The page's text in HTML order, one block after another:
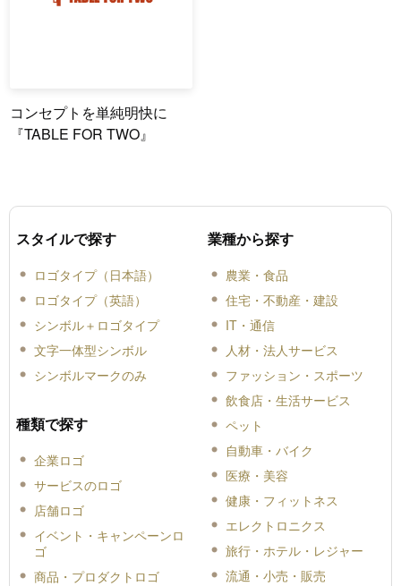
コンセプトを単純明快に
『TABLE FOR TWO』
スタイルで探す
ロゴタイプ（日本語）
ロゴタイプ（英語）
シンボル＋ロゴタイプ
文字一体型シンボル
シンボルマークのみ
種類で探す
企業ロゴ
サービスのロゴ
店舗ロゴ
イベント・キャンペーンロ
ゴ
商品・プロダクトロゴ
業種から探す
農業・食品
住宅・不動産・建設
IT・通信
人材・法人サービス
ファッション・スポーツ
飲食店・生活サービス
ペット
自動車・バイク
医療・美容
健康・フィットネス
エレクトロニクス
旅行・ホテル・レジャー
流通・小売・販売